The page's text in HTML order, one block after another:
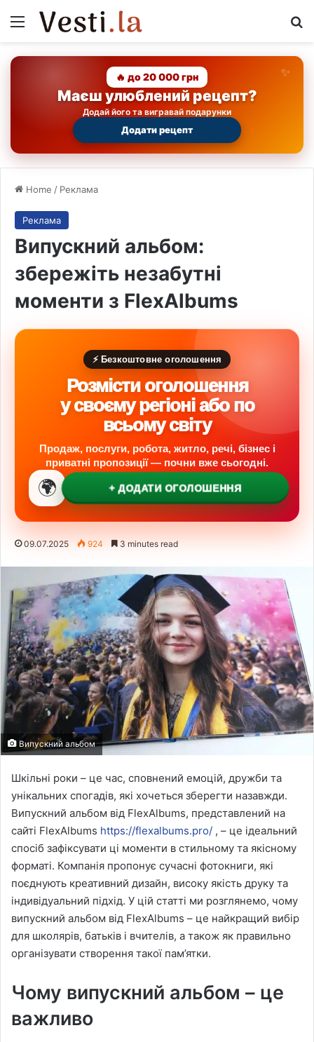
Menu
🔥 до 20 000 грн
Маєш улюблений рецепт?
Додай його та вигравай подарунки
Додати рецепт
Home / Реклама
Реклама
Випускний альбом:
збережіть незабутні
моменти з FlexAlbums
⚡ Безкоштовне оголошення
Розмісти оголошення
у своєму регіоні або по
всьому світу
Продаж, послуги, робота, житло, речі, бізнес і
приватні пропозиції — почни вже сьогодні.
🌍 + ДОДАТИ ОГОЛОШЕННЯ
09.07.2025 924 3 minutes read
Випускний альбом
Шкільні роки – це час, сповнений емоцій, дружби та
унікальних спогадів, які хочеться зберегти назавжди.
Випускний альбом від FlexAlbums, представлений на
сайті FlexAlbums https://flexalbums.pro/ , – це ідеальний
спосіб зафіксувати ці моменти в стильному та якісному
форматі. Компанія пропонує сучасні фотокниги, які
поєднують креативний дизайн, високу якість друку та
індивідуальний підхід. У цій статті ми розглянемо, чому
випускний альбом від FlexAlbums – це найкращий вибір
для школярів, батьків і вчителів, а також як правильно
організувати створення такої пам’ятки.
Чому випускний альбом – це
важливо